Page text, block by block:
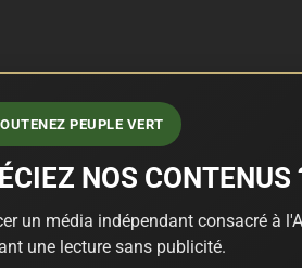
PEUPLE VERT
NOS CONTENUS
un média indépendant consacré à
une lecture sans publicité.